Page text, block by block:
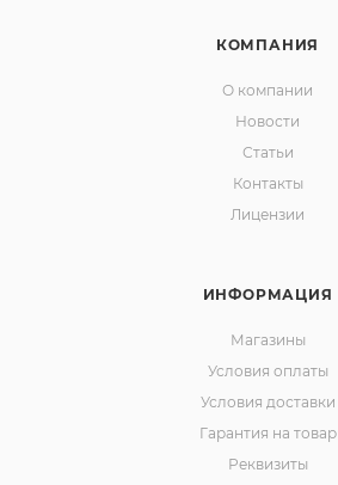
КОМПАНИЯ
О компании
Новости
Статьи
Контакты
Лицензии
ИНФОРМАЦИЯ
Магазины
Условия оплаты
Условия доставки
Гарантия на товар
Реквизиты